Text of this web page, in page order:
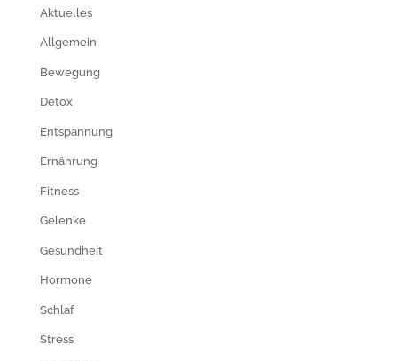
Aktuelles
Allgemein
Bewegung
Detox
Entspannung
Ernährung
Fitness
Gelenke
Gesundheit
Hormone
Schlaf
Stress